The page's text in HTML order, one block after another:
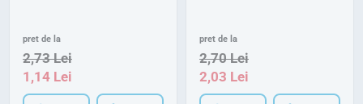
pret de la
2,73Lei
1,14 Lei
pret de la
2,70Lei
2,03 Lei